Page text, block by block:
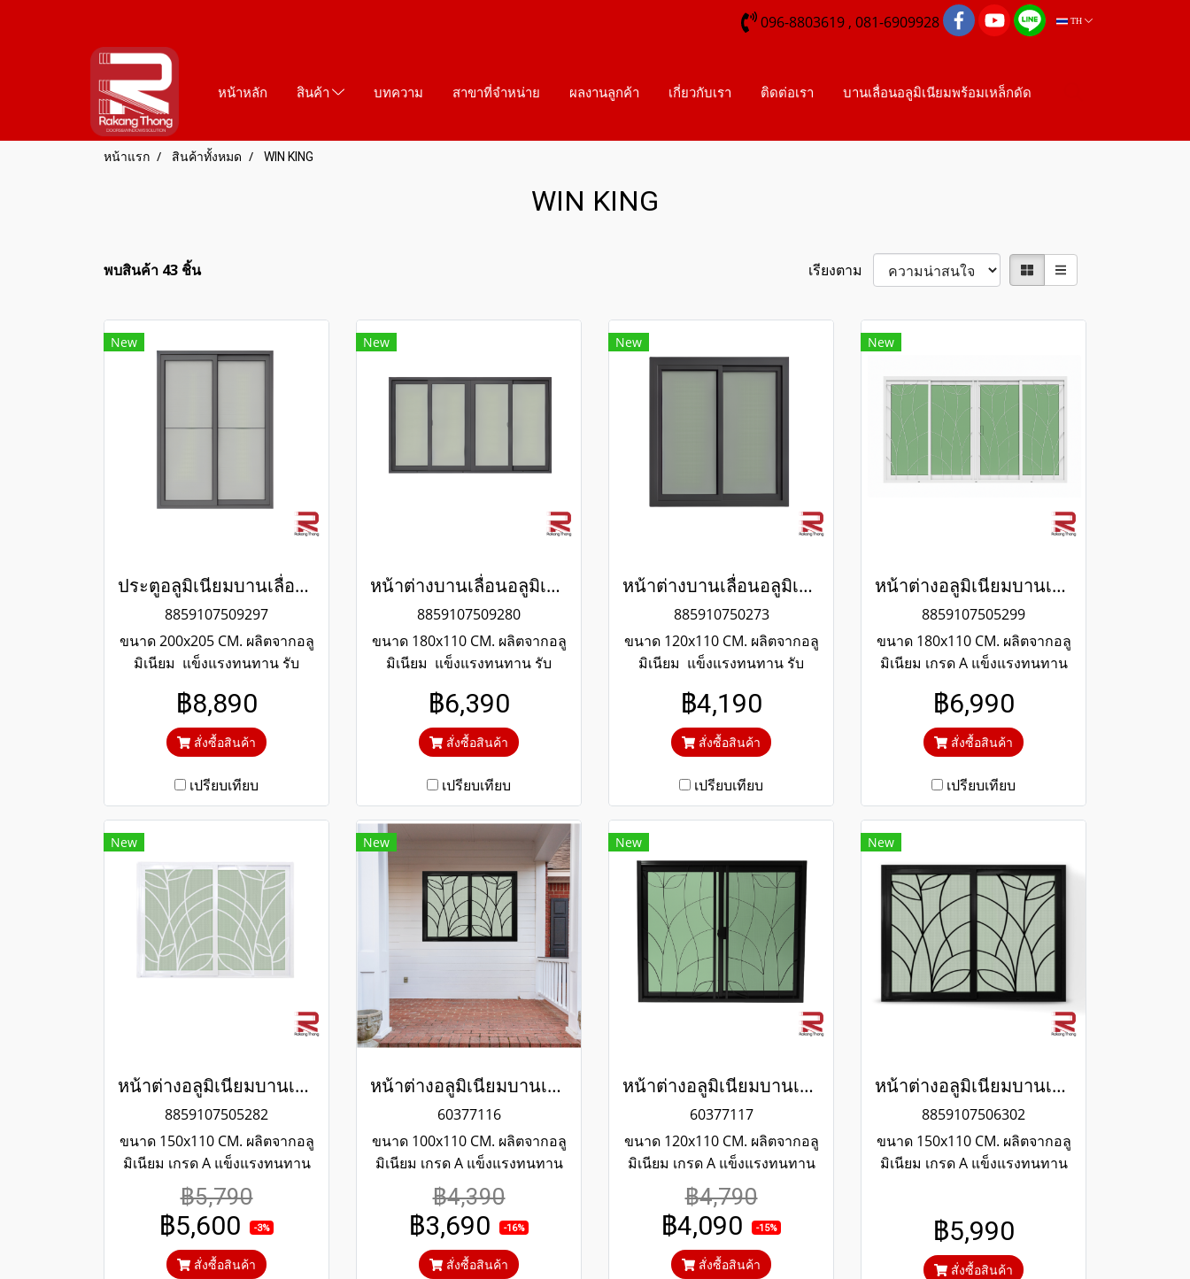
096-8803619 , 081-6909928 TH
หน้าหลัก สินค้า บทความ สาขาที่จำหน่าย ผลงานลูกค้า เกี่ยวกับเรา ติดต่อเรา บานเลื่อนอลูมิเนียมพร้อมเหล็กดัด
หน้าแรก สินค้าทั้งหมด WIN KING
WIN KING
พบสินค้า 43 ชิ้น เรียงตาม
New
ประตูอลูมิเนียมบานเลื่อนสีเทาซาฮาร่า
8859107509297
ขนาด 200x205 CM. ผลิตจากอลู
มิเนียม แข็งแรงทนทาน รับ
ใช้งาน กระจกสีเขียวใสตัดแสง
ป้องกันความร้อนและรังสียูวี
฿8,890
สั่งซื้อสินค้า
เปรียบเทียบ
New
หน้าต่างบานเลื่อนอลูมิเนียมสีเทาซาฮาร่า
8859107509280
ขนาด 180x110 CM. ผลิตจากอลู
มิเนียม แข็งแรงทนทาน รับ
ใช้งาน กระจกสีเขียวใสตัดแสง
ป้องกันความร้อนและรังสียูวี
฿6,390
สั่งซื้อสินค้า
เปรียบเทียบ
New
หน้าต่างบานเลื่อนอลูมิเนียมสีเทาซาฮาร่า
885910750273
ขนาด 120x110 CM. ผลิตจากอลู
มิเนียม แข็งแรงทนทาน รับ
ใช้งาน กระจกสีเขียวใสตัดแสง
ป้องกันความร้อนและรังสียูวี
฿4,190
สั่งซื้อสินค้า
เปรียบเทียบ
New
หน้าต่างอลูมิเนียมบานเลื่อน 4 ช่อง พร้อมเหล็กดัดลายใบไม้และมุ้งลวด สีขาว WINKING
8859107505299
ขนาด 180x110 CM. ผลิตจากอลู
มิเนียม เกรด A แข็งแรงทนทาน
การใช้งาน กระจกสีเขียวใสตัด
แสง ป้องกันความร้อนและรังสี
UV
฿6,990
สั่งซื้อสินค้า
เปรียบเทียบ
New
หน้าต่างอลูมิเนียมบานเลื่อน 2 ช่อง พร้อมเหล็กดัดลายใบไม้และมุ้งลวด สีขาว WINKING
8859107505282
ขนาด 150x110 CM. ผลิตจากอลู
มิเนียม เกรด A แข็งแรงทนทาน
รับประกันไม่เกิดสนิมตลอดอายุ
การใช้งาน กระจกสีเขียวใสตัด
แสง ป้องกันความร้อนและรังสี
UV
฿5,790
฿5,600 -3%
สั่งซื้อสินค้า
New
หน้าต่างอลูมิเนียมบานเลื่อน 2 ช่อง พร้อมเหล็กดัดลายใบไม้และมุ้งลวด สีดำ WINKING
60377116
ขนาด 100x110 CM. ผลิตจากอลู
มิเนียม เกรด A แข็งแรงทนทาน
รับประกันไม่เกิดสนิมตลอดอายุ
การใช้งาน กระจกสีเขียวใสตัด
แสง ป้องกันความร้อนและรังสี
UV
฿4,390
฿3,690 -16%
สั่งซื้อสินค้า
New
หน้าต่างอลูมิเนียมบานเลื่อน 2 ช่อง พร้อมเหล็กดัดลายใบไม้และมุ้งลวด สีดำ WINKING
60377117
ขนาด 120x110 CM. ผลิตจากอลู
มิเนียม เกรด A แข็งแรงทนทาน
รับประกันไม่เกิดสนิมตลอดอายุ
การใช้งาน กระจกสีเขียวใสตัด
แสง ป้องกันความร้อนและรังสี
UV
฿4,790
฿4,090 -15%
สั่งซื้อสินค้า
New
หน้าต่างอลูมิเนียมบานเลื่อน 2 ช่อง พร้อมเหล็กดัดลายใบไม้และมุ้งลวด สีดำ WINKING
8859107506302
ขนาด 150x110 CM. ผลิตจากอลู
มิเนียม เกรด A แข็งแรงทนทาน
แสง ป้องกันความร้อนและรังสี
UV
฿5,990
สั่งซื้อสินค้า